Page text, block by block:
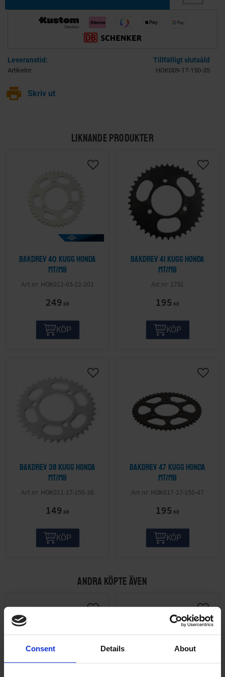
Consent Details About
Tillfälligt slutsåld
Artikelnr HOK009-17-150-35
print Skriv ut
LIKNANDE PRODUKTER
Bakdrev 40 kugg Honda
MT/MB
HOK012-03-22-201
249 KR
KÖP
Bakdrev 41 kugg Honda
MT/MB
1782
195 KR
KÖP
Bakdrev 38 kugg Honda
MT/MB
HOK011-17-150-38
149 KR
KÖP
Bakdrev 47 kugg Honda
MT/MB
HOK017-17-150-47
195 KR
KÖP
ANDRA KÖPTE ÄVEN